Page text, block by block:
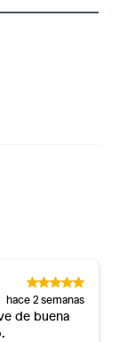
hace 2 semanas
de buena